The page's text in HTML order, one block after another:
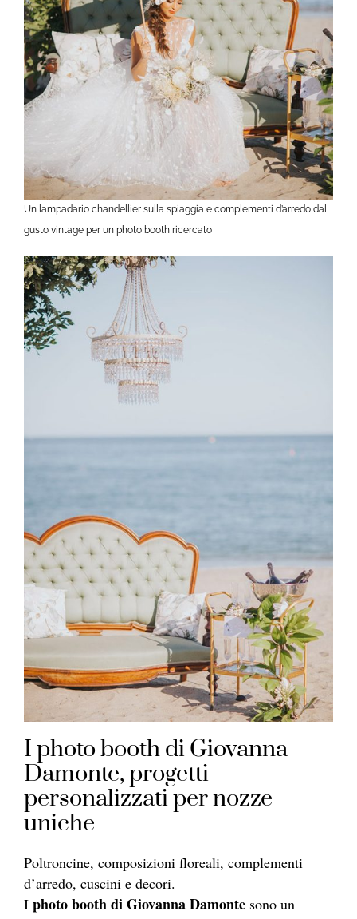
Un lampadario chandellier sulla spiaggia e complementi d’arredo dal
gusto vintage per un photo booth ricercato
I photo booth di Giovanna
Damonte, progetti
personalizzati per nozze
uniche
Poltroncine, composizioni floreali, complementi
d’arredo, cuscini e decori.
I photo booth di Giovanna Damonte sono un